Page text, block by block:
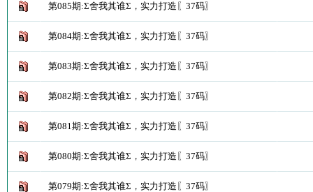
第085期:Σ舍我其谁Σ，实力打造〖37码〗
第084期:Σ舍我其谁Σ，实力打造〖37码〗
第083期:Σ舍我其谁Σ，实力打造〖37码〗
第082期:Σ舍我其谁Σ，实力打造〖37码〗
第081期:Σ舍我其谁Σ，实力打造〖37码〗
第080期:Σ舍我其谁Σ，实力打造〖37码〗
第079期:Σ舍我其谁Σ，实力打造〖37码〗